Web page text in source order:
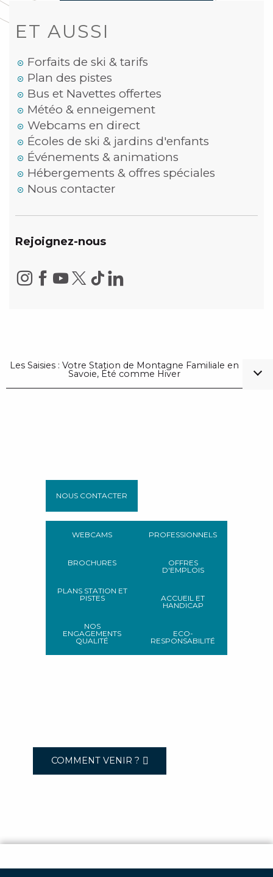
ET AUSSI
Forfaits de ski & tarifs
Plan des pistes
Bus et Navettes offertes
Météo & enneigement
Webcams en direct
Écoles de ski & jardins d'enfants
Événements & animations
Hébergements & offres spéciales
Nous contacter
Rejoignez-nous
Les Saisies : Votre Station de Montagne Familiale en
Savoie, Été comme Hiver
NOUS CONTACTER
WEBCAMS
BROCHURES
PLANS STATION ET
PISTES
NOS
ENGAGEMENTS
QUALITÉ
PROFESSIONNELS
OFFRES
D'EMPLOIS
ACCUEIL ET
HANDICAP
ECO-
RESPONSABILITÉ
COMMENT VENIR ?